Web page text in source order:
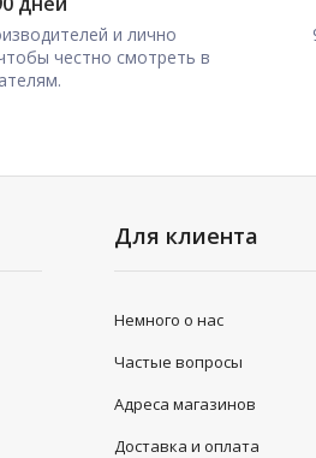
и лично
честно смотреть в
Для клиента
Немного о нас
Частые вопросы
Адреса магазинов
Доставка и оплата